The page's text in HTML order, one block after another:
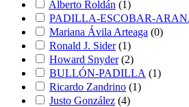
Alberto Roldán (1)
PADILLA-ESCOBAR-
Mariana Ávila Arteaga (0)
Ronald J. Sider (1)
Howard Snyder (2)
BULLÓN-PADILLA (1)
Ricardo Zandrino (1)
Justo González (4)